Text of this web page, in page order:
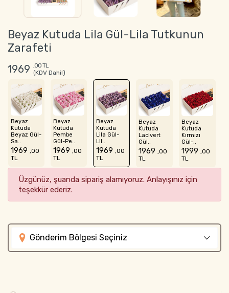
Beyaz Kutuda Lila Gül-Lila Tutkunun
Zarafeti
1969 ,00 TL
(KDV Dahil)
Beyaz
Kutuda
Beyaz Gül-
Sa..
1969 ,00
TL
Beyaz
Kutuda
Pembe
Gül-Pe..
1969 ,00
TL
Beyaz
Kutuda
Lila Gül-
Lil..
1969 ,00
TL
Beyaz
Kutuda
Lacivert
Gül..
1969 ,00
TL
Beyaz
Kutuda
Kırmızı
Gül-..
1999 ,00
TL
Üzgünüz, şuanda sipariş alamıyoruz. Anlayışınız için
teşekkür ederiz.
Gönderim Bölgesi Seçiniz